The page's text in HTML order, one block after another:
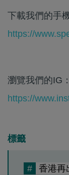
下載我們的手
https://
瀏覽我們的IG：
https://
標籤
# 香港再